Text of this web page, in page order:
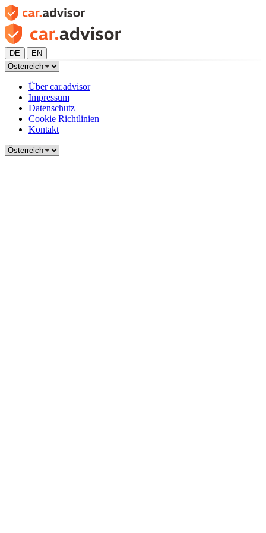
DE | EN
Über car.advisor
Impressum
Datenschutz
Cookie Richtlinien
Kontakt